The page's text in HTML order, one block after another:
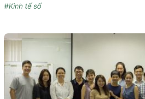
tổ chức tọa đàm "Thế nào là
Thị Thu Hương - Giám đốc Trung
từ thương mại của VCCI, Luật
(Hãng luật Baker & McKenzie) và
tham dự.
#Kinh tế số